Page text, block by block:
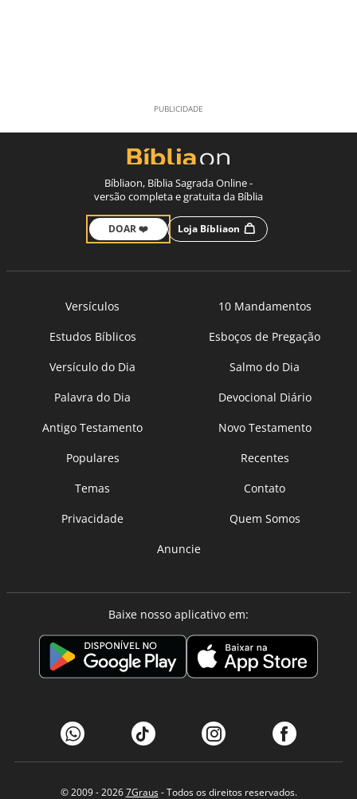
Bíbliaon, Bíblia Sagrada Online -
versão completa e gratuita da Bíblia
DOAR ❤️ Loja Bíbliaon
Versículos
10 Mandamentos
Estudos Bíblicos
Esboços de Pregação
Versículo do Dia
Salmo do Dia
Palavra do Dia
Devocional Diário
Antigo Testamento
Novo Testamento
Populares
Recentes
Temas
Contato
Privacidade
Quem Somos
Anuncie
Baixe nosso aplicativo em:
© 2009 - 20267Graus- Todos os direitos reservados.